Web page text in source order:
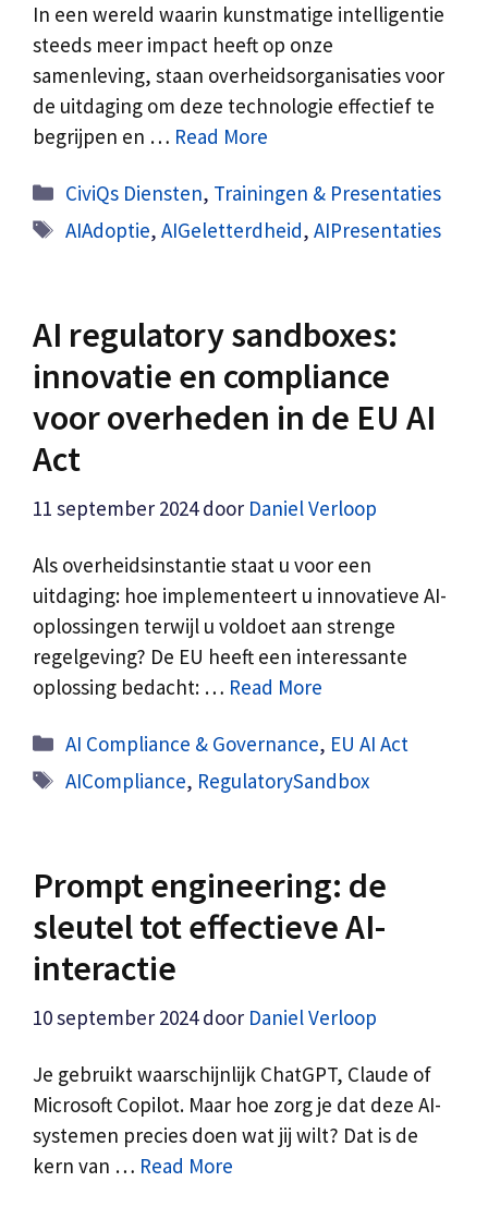
In een wereld waarin kunstmatige intelligentie
steeds meer impact heeft op onze
samenleving, staan overheidsorganisaties voor
de uitdaging om deze technologie effectief te
begrijpen en … Read More
Categorieën
CiviQs Diensten, Trainingen & Presentaties
Tags
AIAdoptie,AIGeletterdheid,AIPresentaties
AI regulatory sandboxes:
innovatie en compliance
voor overheden in de EU AI
Act
11 september 2024 door Daniel Verloop
Als overheidsinstantie staat u voor een
uitdaging: hoe implementeert u innovatieve AI-
oplossingen terwijl u voldoet aan strenge
regelgeving? De EU heeft een interessante
oplossing bedacht: … Read More
Categorieën
AI Compliance & Governance, EU AI Act
Tags
AICompliance, RegulatorySandbox
Prompt engineering: de
sleutel tot effectieve AI-
interactie
10 september 2024 door Daniel Verloop
Je gebruikt waarschijnlijk ChatGPT, Claude of
Microsoft Copilot. Maar hoe zorg je dat deze AI-
systemen precies doen wat jij wilt? Dat is de
kern van … Read More